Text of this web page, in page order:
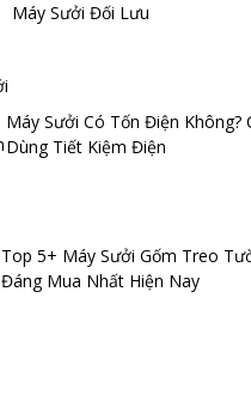
Máy Sưởi Đối Lưu
Máy Sưởi Có Tốn Điện Không?
Dùng Tiết Kiệm Điện
Top 5+ Máy Sưởi Gốm Treo
Đáng Mua Nhất Hiện Nay